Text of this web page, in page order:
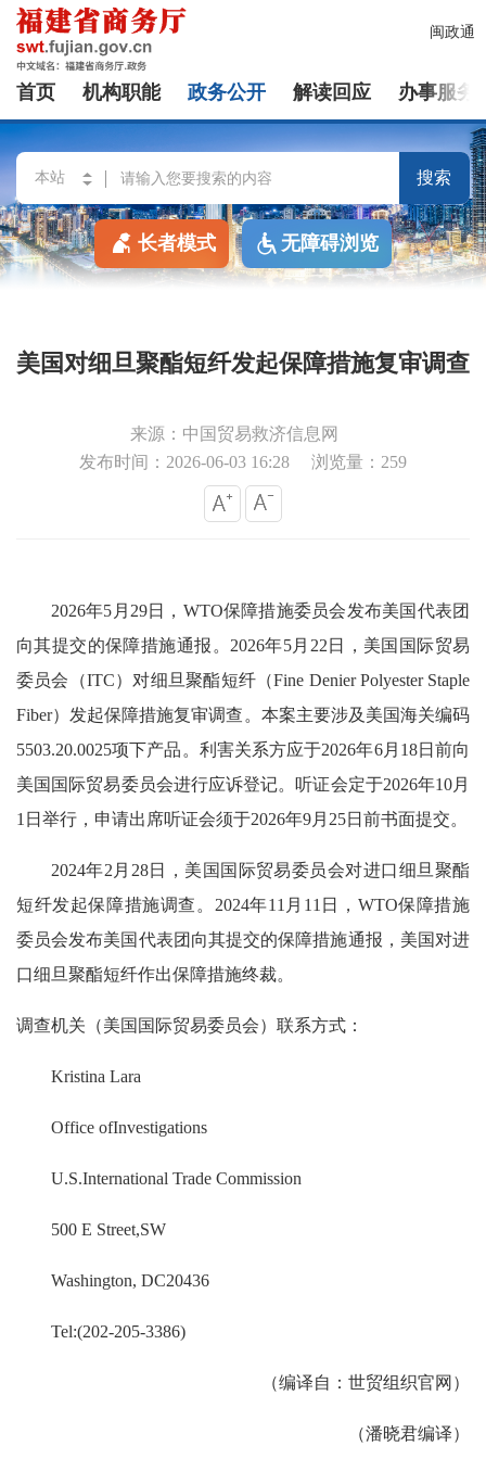
闽政通
首页 机构职能 政务公开 解读回应 办事服务
搜索
长者模式 无障碍浏览
美国对细旦聚酯短纤发起保障措施复审调查
来源：中国贸易救济信息网
发布时间：2026-06-03 16:28
浏览量：259
2026年5月29日，WTO保障措施委员会发布美国代表团
向其提交的保障措施通报。2026年5月22日，美国国际贸易
委员会（ITC）对细旦聚酯短纤（Fine Denier Polyester Staple
Fiber）发起保障措施复审调查。本案主要涉及美国海关编码
5503.20.0025项下产品。利害关系方应于2026年6月18日前向
美国国际贸易委员会进行应诉登记。听证会定于2026年10月
1日举行，申请出席听证会须于2026年9月25日前书面提交。
2024年2月28日，美国国际贸易委员会对进口细旦聚酯
短纤发起保障措施调查。2024年11月11日，WTO保障措施
委员会发布美国代表团向其提交的保障措施通报，美国对进
口细旦聚酯短纤作出保障措施终裁。
调查机关（美国国际贸易委员会）联系方式：
Kristina Lara
Office ofInvestigations
U.S.International Trade Commission
500 E Street,SW
Washington, DC20436
Tel:(202-205-3386)
（编译自：世贸组织官网）
（潘晓君编译）